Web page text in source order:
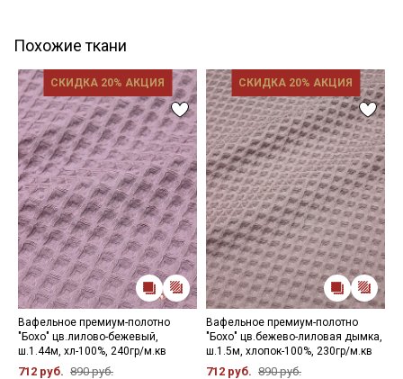
Похожие ткани
СКИДКА 20% АКЦИЯ
Вафельное премиум-полотно
"Бохо" цв.лилово-бежевый,
ш.1.44м, хл-100%, 240гр/м.кв
712 руб. 890 руб.
СКИДКА 20% АКЦИЯ
Вафельное премиум-полотно
"Бохо" цв.бежево-лиловая дымка,
ш.1.5м, хлопок-100%, 230гр/м.кв
712 руб. 890 руб.